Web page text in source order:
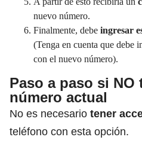
nuevo número.
⁣Finalmente, debe ingresar
(Tenga en cuenta que debe
con el nuevo número).
Paso a paso si NO
número actual
No es necesario tener
teléfono con esta opción.